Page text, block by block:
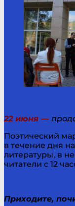
22 июня —
Поэтический
в течение дня
литературы, в
читатели с 12
Приходите,